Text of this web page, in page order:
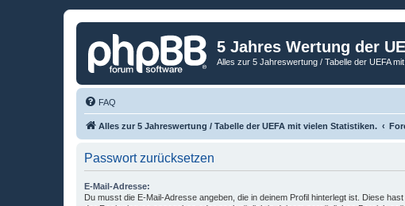
5 Jahres Wertung der
Alles zur 5 Jahreswertung / Tabelle der UEFA
FAQ
Alles zur 5 Jahreswertung / Tabelle der UEFA mit vielen Statistiken.
Passwort zurücksetzen
E-Mail-Adresse:
Du musst die E-Mail-Adresse angeben, die in deinem Profil hinterlegt ist. Diese hast